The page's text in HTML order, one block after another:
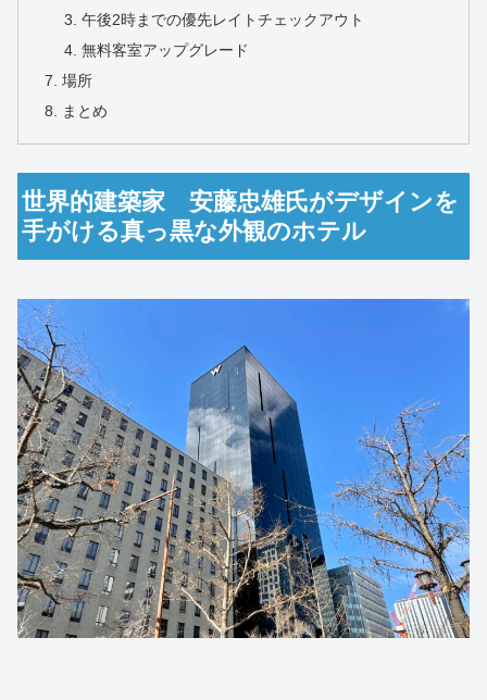
午後2時までの優先レイトチェックアウト
無料客室アップグレード
場所
まとめ
世界的建築家 安藤忠雄氏がデザインを
手がける真っ黒な外観のホテル